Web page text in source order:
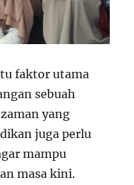
faktor utama
sebuah
yang
juga perlu
mampu
masa kini.